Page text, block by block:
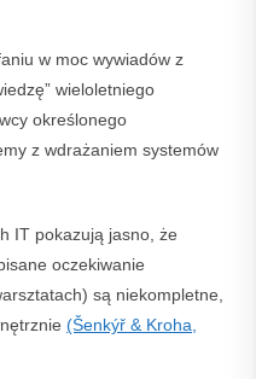
w moc wywiadów z
wieloletniego
określonego
z wdrażaniem systemów
IT pokazują jasno, że
oczekiwanie
są niekompletne,
(Šenkýř & Kroha,